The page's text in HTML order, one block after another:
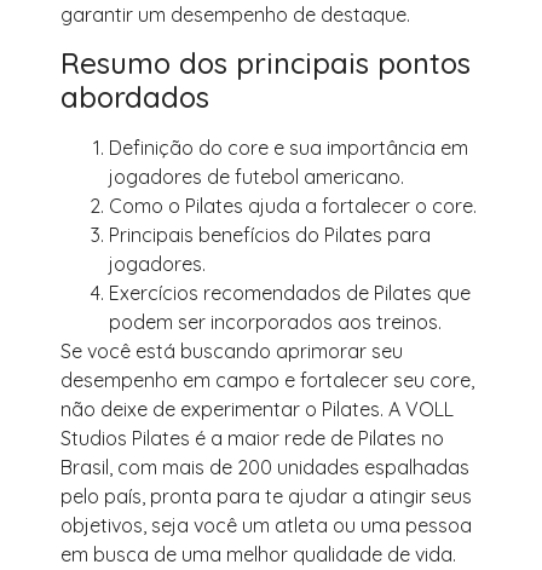
garantir um desempenho de destaque.
Resumo dos principais pontos
abordados
Definição do core e sua importância em
jogadores de futebol americano.
Como o Pilates ajuda a fortalecer o core.
Principais benefícios do Pilates para
jogadores.
Exercícios recomendados de Pilates que
podem ser incorporados aos treinos.
Se você está buscando aprimorar seu
desempenho em campo e fortalecer seu core,
não deixe de experimentar o Pilates. A VOLL
Studios Pilates é a maior rede de Pilates no
Brasil, com mais de 200 unidades espalhadas
pelo país, pronta para te ajudar a atingir seus
objetivos, seja você um atleta ou uma pessoa
em busca de uma melhor qualidade de vida.